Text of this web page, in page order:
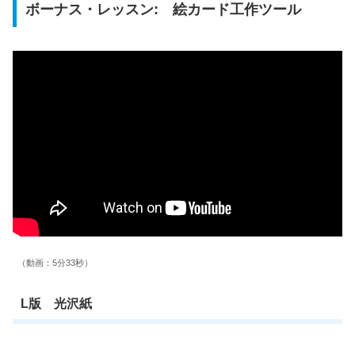
ボーナス・レッスン: 絵カード工作ツール
（動画：5分33秒）
L版 光沢紙